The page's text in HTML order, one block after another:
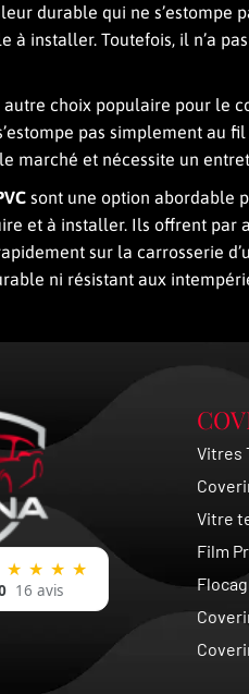
durable qui ne s’estompe
à installer. Toutefois, il n’a
autre choix populaire pour le
pas simplement au
marché et nécessite un
sont une option abordable
et à installer. Ils offrent
sur la carrosserie
ni résistant aux
★ ★ ★ ★
16 avis
Vitres
Vitre
Film